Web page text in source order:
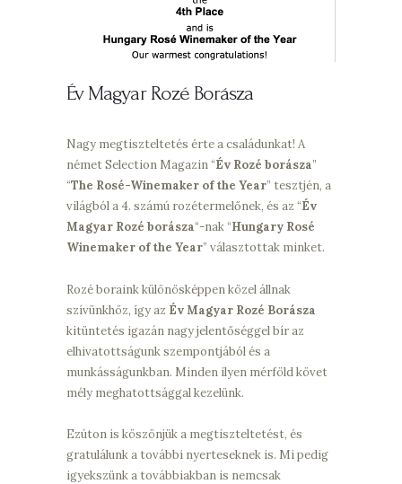
Év Magyar Rozé Borásza
Nagy megtiszteltetés érte a családunkat! A
német Selection Magazin “Év Rozé borásza”
“The Rosé-Winemaker of the Year” tesztjén, a
világból a 4. számú rozétermelőnek, és az “Év
Magyar Rozé borásza“-nak “Hungary Rosé
Winemaker of the Year” választottak minket.
Rozé boraink különösképpen közel állnak
szívünkhöz, így az Év Magyar Rozé Borásza
kitüntetés igazán nagy jelentőséggel bír az
elhivatottságunk szempontjából és a
munkásságunkban. Minden ilyen mérföld követ
mély meghatottsággal kezelünk.
Ezúton is köszönjük a megtiszteltetést, és
gratulálunk a további nyerteseknek is. Mi pedig
igyekszünk a továbbiakban is nemcsak